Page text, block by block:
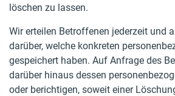
löschen zu lassen.
Wir erteilen Betroffenen jederzeit und
darüber, welche konkreten
gespeichert haben. Auf Anfrage des
darüber hinaus dessen
oder berichtigen, soweit einer